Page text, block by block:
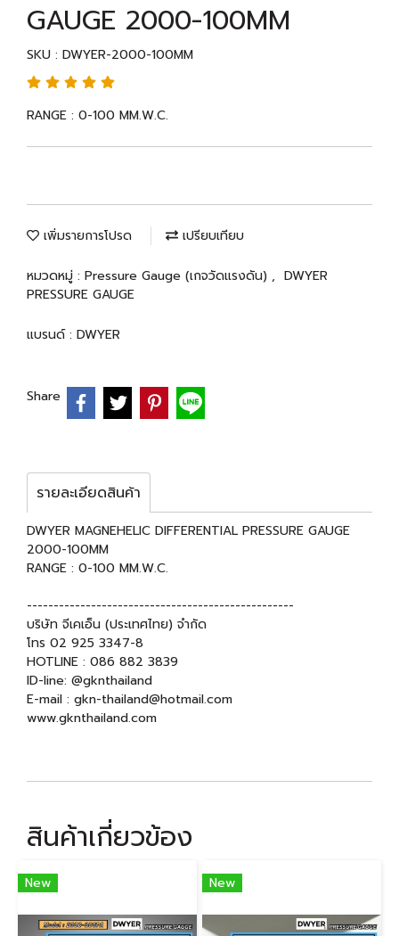
GAUGE 2000-100MM
SKU : DWYER-2000-100MM
RANGE : 0-100 MM.W.C.
เพิ่มรายการโปรด เปรียบเทียบ
หมวดหมู่ : Pressure Gauge (เกจวัดแรงดัน) , DWYER
PRESSURE GAUGE
แบรนด์ : DWYER
Share
รายละเอียดสินค้า
DWYER MAGNEHELIC DIFFERENTIAL PRESSURE GAUGE
2000-100MM
RANGE : 0-100 MM.W.C.
--------------------------------------------------
บริษัท จีเคเอ็น (ประเทศไทย) จำกัด
โทร 02 925 3347-8
HOTLINE : 086 882 3839
ID-line: @gknthailand
E-mail : gkn-thailand@hotmail.com
www.gknthailand.com
สินค้าเกี่ยวข้อง
New New